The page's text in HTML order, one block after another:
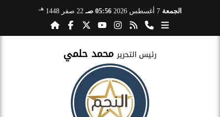
الجمعة 7 أغسطس 2026 05:56 صـ 22 صفر 1448 هـ
رئيس التحرير محمد حلمي